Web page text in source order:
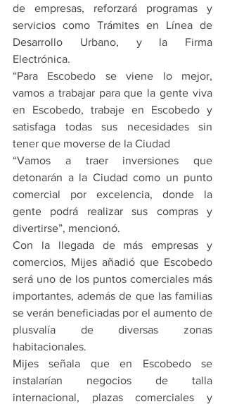
de empresas, reforzará programas y
servicios como Trámites en Línea de
Desarrollo Urbano, y la Firma
Electrónica.
“Para Escobedo se viene lo mejor,
vamos a trabajar para que la gente viva
en Escobedo, trabaje en Escobedo y
satisfaga todas sus necesidades sin
tener que moverse de la Ciudad
“Vamos a traer inversiones que
detonarán a la Ciudad como un punto
comercial por excelencia, donde la
gente podrá realizar sus compras y
divertirse”, mencionó.
Con la llegada de más empresas y
comercios, Mijes añadió que Escobedo
será uno de los puntos comerciales más
importantes, además de que las familias
se verán beneficiadas por el aumento de
plusvalía de diversas zonas
habitacionales.
Mijes señala que en Escobedo se
instalarían negocios de talla
internacional, plazas comerciales y